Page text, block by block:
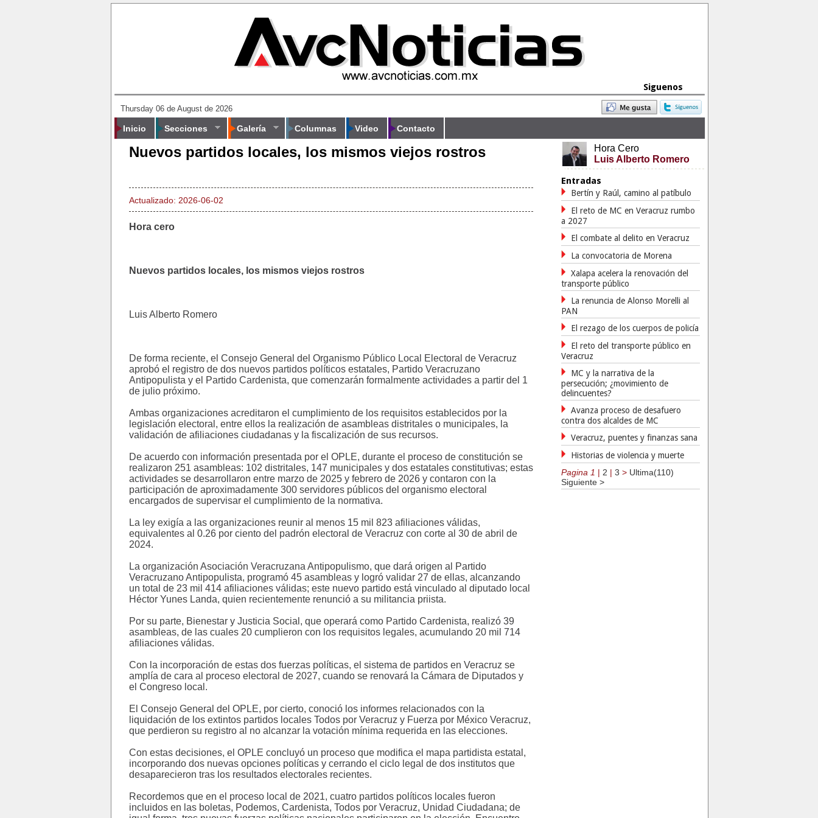
Siguenos
Thursday 06 de August de 2026
Inicio Secciones Galería Columnas Video Contacto
Nuevos partidos locales, los mismos viejos rostros
Actualizado: 2026-06-02
Hora cero
Nuevos partidos locales, los mismos viejos rostros
Luis Alberto Romero
De forma reciente, el Consejo General del Organismo Público Local Electoral de Veracruz
aprobó el registro de dos nuevos partidos políticos estatales, Partido Veracruzano
Antipopulista y el Partido Cardenista, que comenzarán formalmente actividades a partir del 1
de julio próximo.
Ambas organizaciones acreditaron el cumplimiento de los requisitos establecidos por la
legislación electoral, entre ellos la realización de asambleas distritales o municipales, la
validación de afiliaciones ciudadanas y la fiscalización de sus recursos.
De acuerdo con información presentada por el OPLE, durante el proceso de constitución se
realizaron 251 asambleas: 102 distritales, 147 municipales y dos estatales constitutivas; estas
actividades se desarrollaron entre marzo de 2025 y febrero de 2026 y contaron con la
participación de aproximadamente 300 servidores públicos del organismo electoral
encargados de supervisar el cumplimiento de la normativa.
La ley exigía a las organizaciones reunir al menos 15 mil 823 afiliaciones válidas,
equivalentes al 0.26 por ciento del padrón electoral de Veracruz con corte al 30 de abril de
2024.
La organización Asociación Veracruzana Antipopulismo, que dará origen al Partido
Veracruzano Antipopulista, programó 45 asambleas y logró validar 27 de ellas, alcanzando
un total de 23 mil 414 afiliaciones válidas; este nuevo partido está vinculado al diputado local
Héctor Yunes Landa, quien recientemente renunció a su militancia priista.
Por su parte, Bienestar y Justicia Social, que operará como Partido Cardenista, realizó 39
asambleas, de las cuales 20 cumplieron con los requisitos legales, acumulando 20 mil 714
afiliaciones válidas.
Con la incorporación de estas dos fuerzas políticas, el sistema de partidos en Veracruz se
amplía de cara al proceso electoral de 2027, cuando se renovará la Cámara de Diputados y
el Congreso local.
El Consejo General del OPLE, por cierto, conoció los informes relacionados con la
liquidación de los extintos partidos locales Todos por Veracruz y Fuerza por México Veracruz,
que perdieron su registro al no alcanzar la votación mínima requerida en las elecciones.
Con estas decisiones, el OPLE concluyó un proceso que modifica el mapa partidista estatal,
incorporando dos nuevas opciones políticas y cerrando el ciclo legal de dos institutos que
desaparecieron tras los resultados electorales recientes.
Recordemos que en el proceso local de 2021, cuatro partidos políticos locales fueron
incluidos en las boletas, Podemos, Cardenista, Todos por Veracruz, Unidad Ciudadana; de
Hora Cero
Luis Alberto Romero
Entradas
Bertín y Raúl, camino al patíbulo
El reto de MC en Veracruz rumbo
a 2027
El combate al delito en Veracruz
La convocatoria de Morena
Xalapa acelera la renovación del
transporte público
La renuncia de Alonso Morelli al
PAN
El rezago de los cuerpos de policía
El reto del transporte público en
Veracruz
MC y la narrativa de la
persecución; ¿movimiento de
delincuentes?
Avanza proceso de desafuero
contra dos alcaldes de MC
Veracruz, puentes y finanzas sana
Historias de violencia y muerte
Pagina 1 | 2 | 3 > Ultima(110)
Siguiente >